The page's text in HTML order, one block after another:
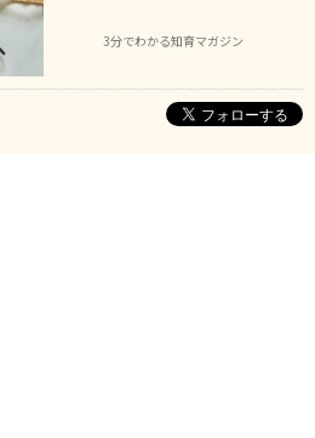
3分でわかる知育マガジン